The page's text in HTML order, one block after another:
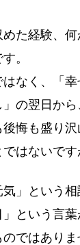
た経験、
。
なく、「
」の翌日か
悔も盛り沢
はないで
気」という
という言
ではありま